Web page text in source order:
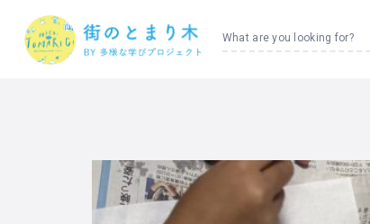
What are you looking for?